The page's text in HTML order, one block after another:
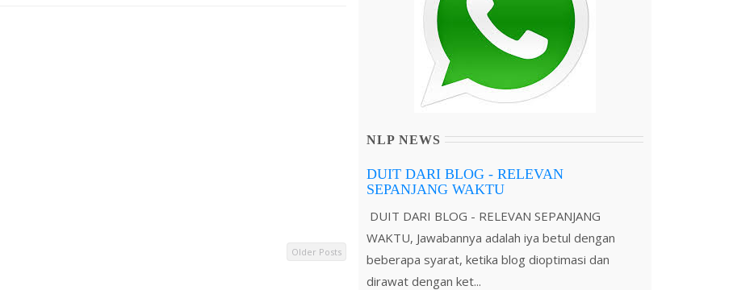
Older Posts
NLP NEWS
DUIT DARI BLOG - RELEVAN
SEPANJANG WAKTU
DUIT DARI BLOG - RELEVAN SEPANJANG
WAKTU, Jawabannya adalah iya betul dengan
beberapa syarat, ketika blog dioptimasi dan
dirawat dengan ket...